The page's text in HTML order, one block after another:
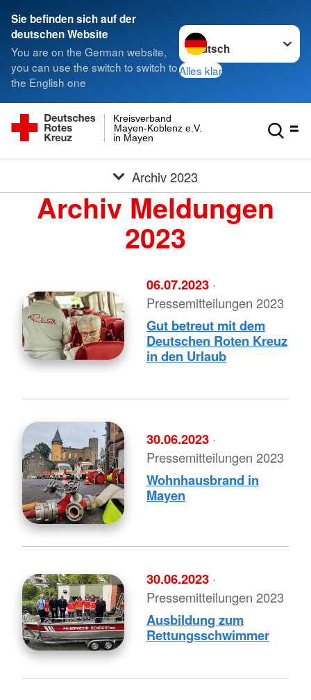
Sie befinden sich auf der
deutschen Website
You are on the German website,
you can use the switch to switch to
the English one
Sprache wechseln zu
Alles klar
in Mayen
Mayen-Koblenz e.V.
Kreisverband
Archiv 2023
Archiv Meldungen
2023
06.07.2023 ·
Pressemitteilungen 2023
Gut betreut mit dem
Deutschen Roten Kreuz
in den Urlaub
30.06.2023 ·
Pressemitteilungen 2023
Wohnhausbrand in
Mayen
30.06.2023 ·
Pressemitteilungen 2023
Ausbildung zum
Rettungsschwimmer